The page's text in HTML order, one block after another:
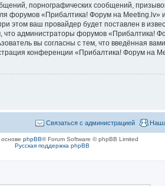
порнографических сообщений,
форумов «Прибалтика! Форум на
этом ваш провайдер будет поставлен в
администраторы форумов «Прибалтика!
вы согласны с тем, что введённая
конференции «Прибалтика! Форум на
Связаться с администрацией
phpBB® Forum Software © phpBB Limited
Русская поддержка phpBB